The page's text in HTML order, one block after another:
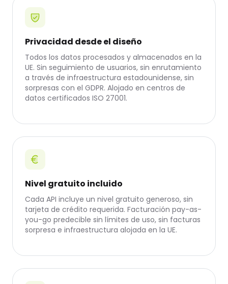
Privacidad desde el diseño
Todos los datos procesados y almacenados en la
UE. Sin seguimiento de usuarios, sin enrutamiento
a través de infraestructura estadounidense, sin
sorpresas con el GDPR. Alojado en centros de
datos certificados ISO 27001.
Nivel gratuito incluido
Cada API incluye un nivel gratuito generoso, sin
tarjeta de crédito requerida. Facturación pay-as-
you-go predecible sin límites de uso, sin facturas
sorpresa e infraestructura alojada en la UE.